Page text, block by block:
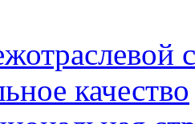
качество